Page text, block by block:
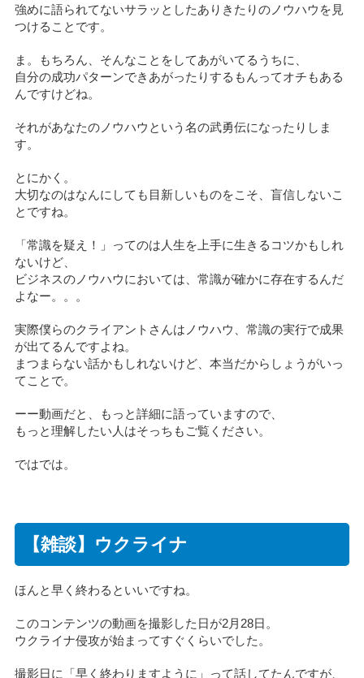
強めに語られてないサラッとしたありきたりのノウハウを見
つけることです。
ま。もちろん、そんなことをしてあがいてるうちに、
自分の成功パターンできあがったりするもんってオチもある
んですけどね。
それがあなたのノウハウという名の武勇伝になったりしま
す。
とにかく。
大切なのはなんにしても目新しいものをこそ、盲信しないこ
とですね。
「常識を疑え！」ってのは人生を上手に生きるコツかもしれ
ないけど、
ビジネスのノウハウにおいては、常識が確かに存在するんだ
よなー。。。
実際僕らのクライアントさんはノウハウ、常識の実行で成果
が出てるんですよね。
まつまらない話かもしれないけど、本当だからしょうがいっ
てことで。
ーー動画だと、もっと詳細に語っていますので、
もっと理解したい人はそっちもご覧ください。
ではでは。
【雑談】ウクライナ
ほんと早く終わるといいですね。
このコンテンツの動画を撮影した日が2月28日。
ウクライナ侵攻が始まってすぐくらいでした。
撮影日に「早く終わりますように」って話してたんですが、